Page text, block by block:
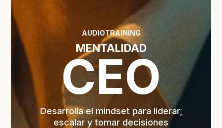
AUDIOTRAINING
MENTALIDAD
CEO
Desarrolla el mindset para liderar,
escalar y tomar decisiones